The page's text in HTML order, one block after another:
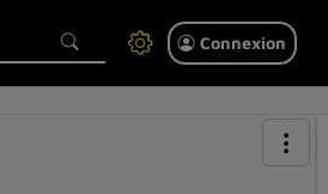
Connexion